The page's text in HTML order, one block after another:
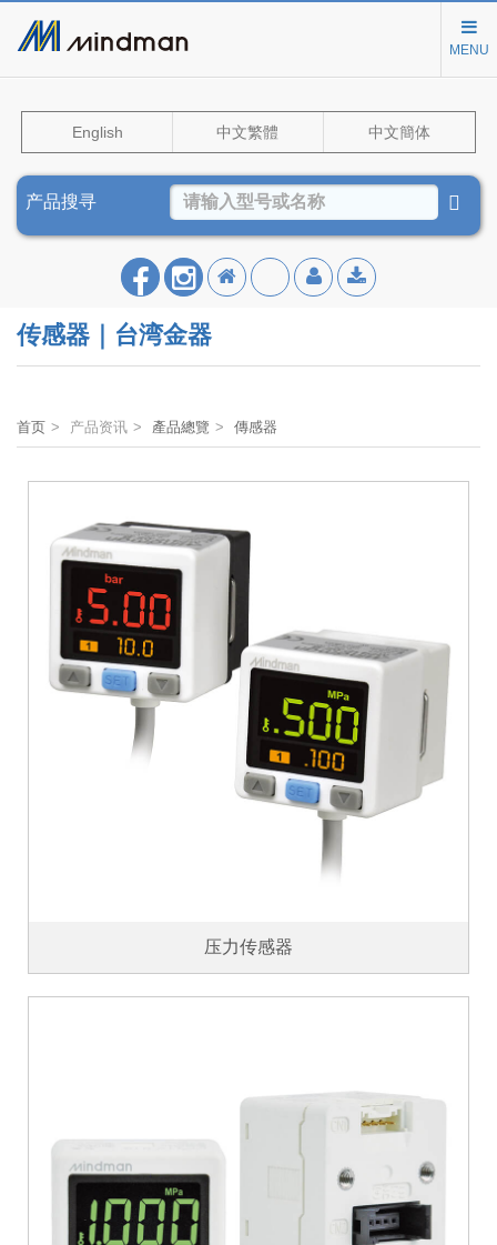
MENU
English 中文繁體 中文簡体
产品搜寻
传感器｜台湾金器
首页 产品资讯 產品總覽 傳感器
压力传感器